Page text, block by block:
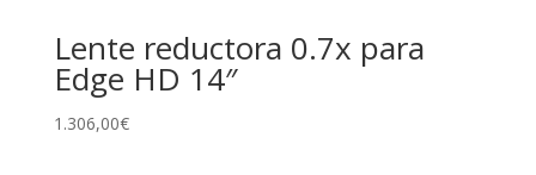
Lente reductora 0.7x para
Edge HD 14″
1.306,00€